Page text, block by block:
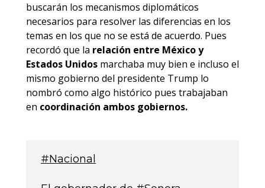
buscarán los mecanismos diplomáticos
necesarios para resolver las diferencias en los
temas en los que no se está de acuerdo. Pues
recordó que la relación entre México y
Estados Unidos marchaba muy bien e incluso el
mismo gobierno del presidente Trump lo
nombró como algo histórico pues trabajaban
en coordinación ambos gobiernos.
#Nacional